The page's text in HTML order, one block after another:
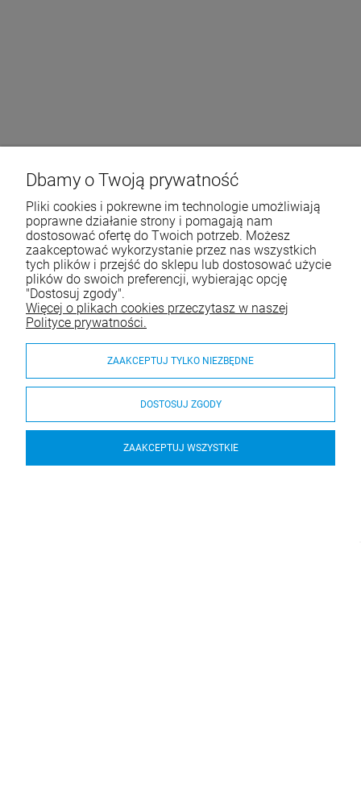
Dbamy o Twoją prywatność
Pliki cookies i pokrewne im technologie umożliwiają
poprawne działanie strony i pomagają nam
dostosować ofertę do Twoich potrzeb. Możesz
zaakceptować wykorzystanie przez nas wszystkich
tych plików i przejść do sklepu lub dostosować użycie
plików do swoich preferencji, wybierając opcję
"Dostosuj zgody".
Więcej o plikach cookies przeczytasz w naszej
Polityce prywatności.
ZAAKCEPTUJ TYLKO NIEZBĘDNE
DOSTOSUJ ZGODY
ZAAKCEPTUJ WSZYSTKIE